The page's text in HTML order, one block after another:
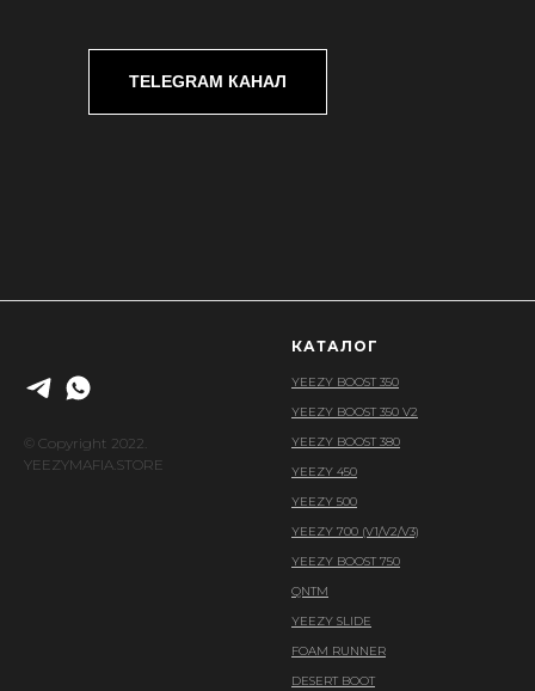
TELEGRAM КАНАЛ
© Copyright 2022.
YEEZYMAFIA.STORE
КАТАЛОГ
YEEZY BOOST 350
YEEZY BOOST 350 V2
YEEZY BOOST 380
YEEZY 450
YEEZY 500
YEEZY 700 (V1/V2/V3)
YEEZY BOOST 750
QNTM
YEEZY SLIDE
FOAM RUNNER
DESERT BOOT